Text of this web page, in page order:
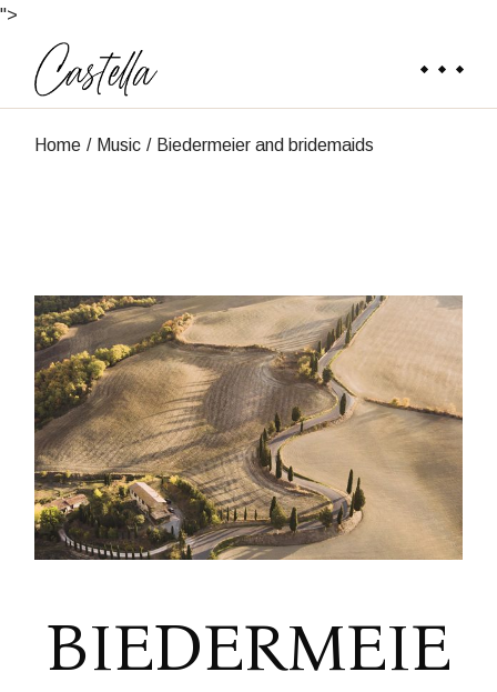
">
Home Music Biedermeier and bridemaids
BIEDERMEIE